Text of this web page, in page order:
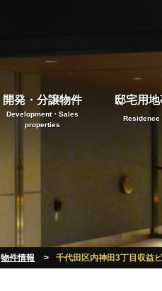
開発・分譲物件
Development・Sales
properties
邸宅用
Residence
物件情報 千代田区内神田3丁目収益